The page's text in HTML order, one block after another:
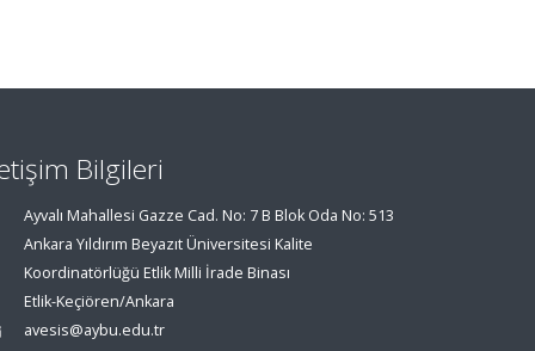
Bilgileri
Ayvalı Mahallesi Gazze Cad. No: 7 B Blok Oda No: 513
Ankara Yıldırım Beyazıt Üniversitesi Kalite
Koordinatörlüğü Etlik Milli İrade Binası
Etlik-Keçiören/Ankara
avesis@aybu.edu.tr